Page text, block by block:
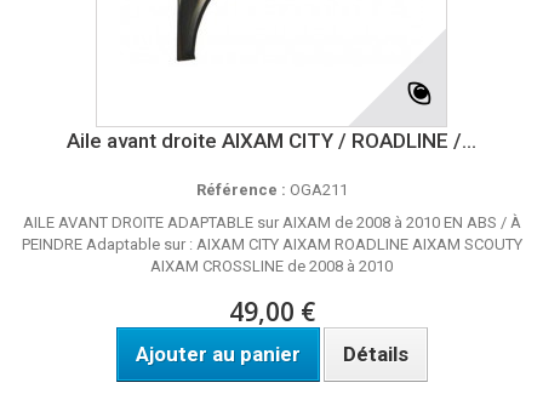
Aile avant droite AIXAM CITY / ROADLINE /...
Référence : OGA211
AILE AVANT DROITE ADAPTABLE sur AIXAM de 2008 à 2010 EN ABS / À
PEINDRE Adaptable sur : AIXAM CITY AIXAM ROADLINE AIXAM SCOUTY
AIXAM CROSSLINE de 2008 à 2010
49,00 €
Ajouter au panier Détails